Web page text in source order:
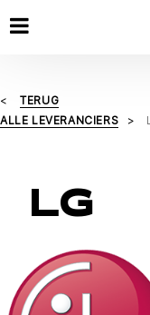
TERUG
ALLE LEVERANCIERS
LG